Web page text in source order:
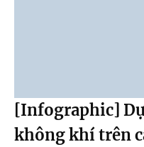
[Infographic]
không khí trên